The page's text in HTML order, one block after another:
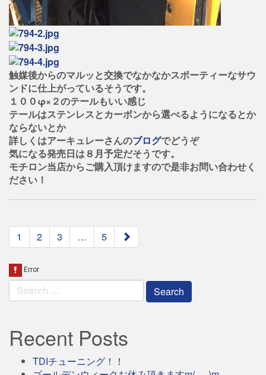
触媒後からのマルッと交換でなかなかスポーティーなサウ
ンドに仕上がっているそうです。
１００φ×２のテールもいい感じ
テールはステンレスとカーボンから選べるようになるとか
ならないとか
詳しくはアーキュレーさんのブログでどうぞ
気になる発売日は８月予定だそうです。
モチロン当店からご購入頂けますので是非お問い合わせく
ださい！
paging-
navigation
1 2 3 … 5
Search
for:
Recent Posts
TDIチューニング！！